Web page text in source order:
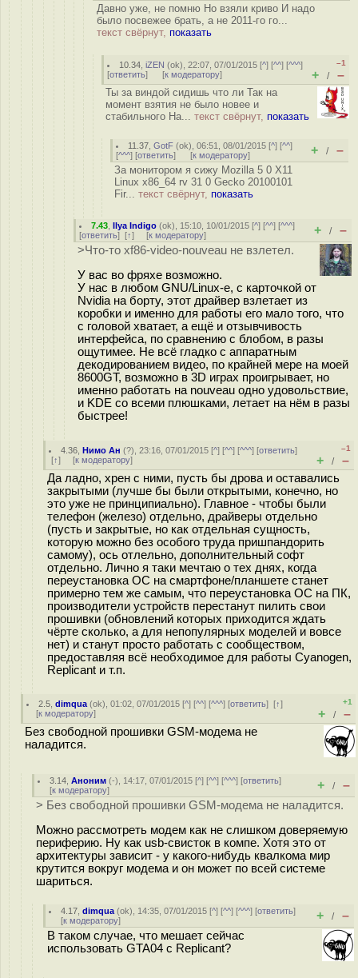
Давно уже, не помню Но взяли криво И надо
было посвежее брать, а не 2011-го го...
текст свёрнут, показать
10.34 ,iZEN (ok), 22:07, 07/01/2015 [^] [^^] [^^^]
[ответить] [к модератору]
–1
+ / –
Ты за виндой сидишь что ли Так на
момент взятия не было новее и
стабильного На... текст свёрнут, показать
11.37 ,GotF (ok), 06:51, 08/01/2015 [^] [^^]
[^^^] [ответить] [к модератору] + / –
За монитором я сижу Mozilla 5 0 X11
Linux x86_64 rv 31 0 Gecko 20100101
Fir... текст свёрнут, показать
7.43 ,Ilya Indigo (ok), 15:10, 10/01/2015 [^] [^^] [^^^]
[ответить] [↑] [к модератору] + / –
>Что-то xf86-video-nouveau не взлетел.
У вас во фряхе возможно.
У нас в любом GNU/Linux-е, с карточкой от
Nvidia на борту, этот драйвер взлетает из
коробки и именно для работы его мало того, что
с головой хватает, а ещё и отзывчивость
интерфейса, по сравнению с блобом, в разы
ощутимее. Не всё гладко с аппаратным
декодированием видео, по крайней мере на моей
8600GT, возможно в 3D играх проигрывает, но
именно работать на nouveau одно удовольствие,
и KDE со всеми плюшками, летает на нём в разы
быстрее!
4.36 ,Нимо Ан (?), 23:16, 07/01/2015 [^] [^^] [^^^] [ответить]
[↑] [к модератору]
–1
+ / –
Да ладно, хрен с ними, пусть бы дрова и оставались
закрытыми (лучше бы были открытыми, конечно, но
это уже не принципиально). Главное - чтобы были
телефон (железо) отдельно, драйверы отдельно
(пусть и закрытые, но как отдельная сущность,
которую можно без особого труда пришпандорить
самому), ось отлельно, дополнительный софт
отдельно. Лично я таки мечтаю о тех днях, когда
переустановка ОС на смартфоне/планшете станет
примерно тем же самым, что переустановка ОС на ПК,
производители устройств перестанут пилить свои
прошивки (обновлений которых приходится ждать
чёрте сколько, а для непопулярных моделей и вовсе
нет) и станут просто работать с сообществом,
предоставляя всё необходимое для работы Cyanogen,
Replicant и т.п.
2.5 ,dimqua (ok), 01:02, 07/01/2015 [^] [^^] [^^^] [ответить][↑]
[к модератору]
+1
+ / –
Без свободной прошивки GSM-модема не
наладится.
3.14 ,Аноним (-), 14:17, 07/01/2015 [^] [^^] [^^^] [ответить]
[к модератору] + / –
> Без свободной прошивки GSM-модема не наладится.
Можно рассмотреть модем как не слишком доверяемую
периферию. Ну как usb-свисток в компе. Хотя это от
архитектуры зависит - у какого-нибудь квалкома мир
крутится вокруг модема и он может по всей системе
шариться.
4.17 ,dimqua (ok), 14:35, 07/01/2015 [^] [^^] [^^^] [ответить]
[к модератору] + / –
В таком случае, что мешает сейчас
использовать GTA04 c Replicant?